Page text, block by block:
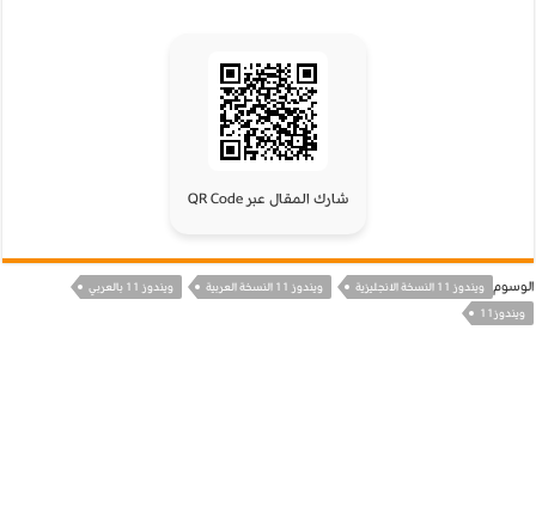
شارك المقال عبر QR Code
الوسوم ويندوز 11 النسخة الانجليزية ويندوز 11 النسخة العربية
ويندوز 11 بالعربي
ويندوز11